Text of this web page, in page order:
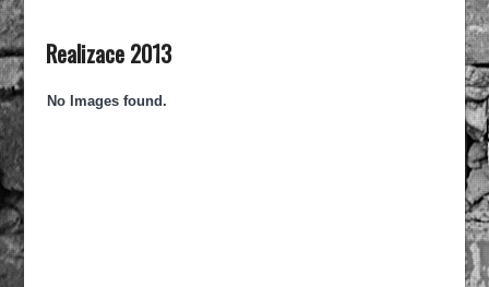
Realizace 2013
No Images found.